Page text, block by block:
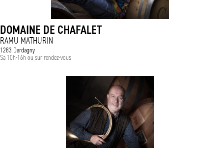
DOMAINE DE CHAFALET
RAMU MATHURIN
1283 Dardagny
Sa 10h-16h ou sur rendez-vous